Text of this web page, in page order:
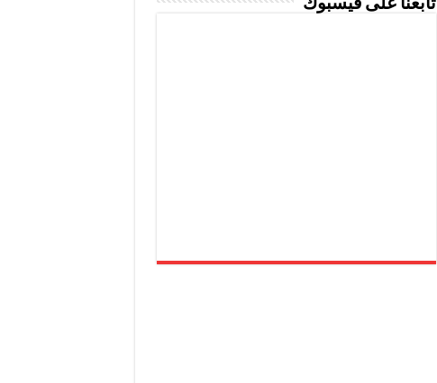
تابعنا على فيسبوك